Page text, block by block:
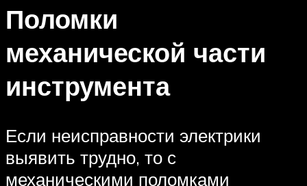
Поломки
механической части
инструмента
Если неисправности электрики
выявить трудно, то с
механическими поломками